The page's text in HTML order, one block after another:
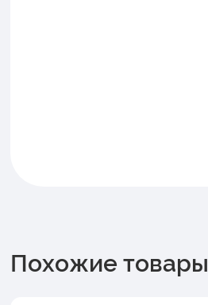
Похожие товары